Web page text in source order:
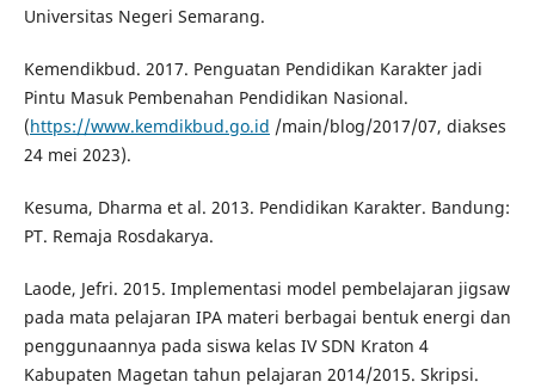
Universitas Negeri Semarang.
Kemendikbud. 2017. Penguatan Pendidikan Karakter jadi
Pintu Masuk Pembenahan Pendidikan Nasional.
(https://www.kemdikbud.go.id /main/blog/2017/07, diakses
24 mei 2023).
Kesuma, Dharma et al. 2013. Pendidikan Karakter. Bandung:
PT. Remaja Rosdakarya.
Laode, Jefri. 2015. Implementasi model pembelajaran jigsaw
pada mata pelajaran IPA materi berbagai bentuk energi dan
penggunaannya pada siswa kelas IV SDN Kraton 4
Kabupaten Magetan tahun pelajaran 2014/2015. Skripsi.